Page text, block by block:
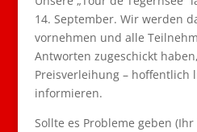
14. September. Wir werden
vornehmen und alle
Antworten zugeschickt
Preisverleihung – hoffentlich
informieren.
Sollte es Probleme geben